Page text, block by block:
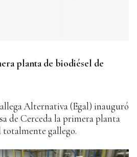
planta de biodiésel de
Alternativa (Egal) inauguró
de Cerceda la primera planta
gallego.